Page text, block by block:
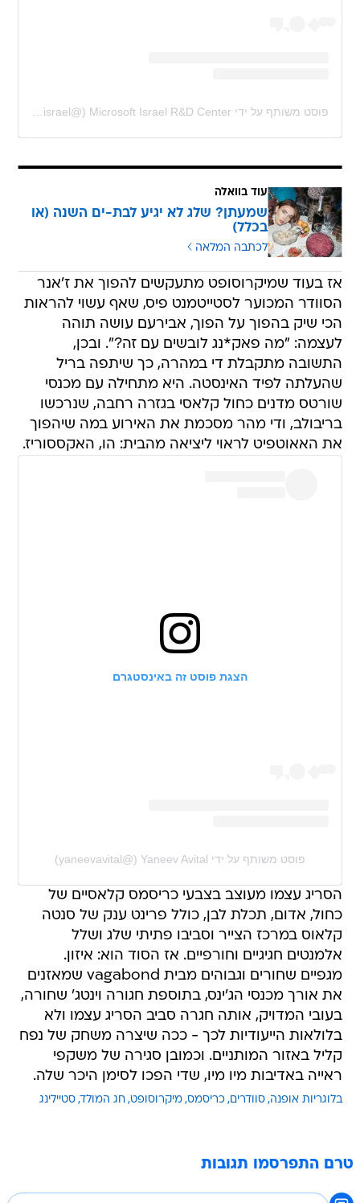
פוסט משותף על ידי ‏‎Microsoft Israel R&D Center‎‏ (@‏‎microsoft_rnd_israel‎‏)
עוד בוואלה
שמעתן? שלג לא יגיע לבת-ים השנה (או
בכלל)
לכתבה המלאה
אז בעוד שמיקרוסופט מתעקשים להפוך את ז'אנר
הסוודר המכוער לסטייטמנט פיס, שאף עשוי להראות
הכי שיק בהפוך על הפוך, אבירעם עושה תוהה
לעצמה: "מה פאק*נג לובשים עם זה?". ובכן,
התשובה מתקבלת די במהרה, כך שיתפה בריל
שהעלתה לפיד האינסטה. היא מתחילה עם מכנסי
שורטס מדנים כחול קלאסי בגזרה רחבה, שנרכשו
בריבולב, ודי מהר מסכמת את האירוע במה שיהפוך
את האאוטפיט לראוי ליציאה מהבית: הו, האקססוריז.
הצגת פוסט זה באינסטגרם
פוסט משותף על ידי ‏‎Yaneev Avital‎‏ (@‏‎yaneevavital‎‏)
הסריג עצמו מעוצב בצבעי כריסמס קלאסיים של
כחול, אדום, תכלת לבן, כולל פרינט ענק של סנטה
קלאוס במרכז הצייר וסביבו פתיתי שלג ושלל
אלמנטים חגיגיים וחורפיים. אז הסוד הוא: איזון.
מגפיים שחורים וגבוהים מבית vagabond שמאזנים
את אורך מכנסי הג'ינס, בתוספת חגורה וינטג' שחורה,
בעובי המדויק, אותה חגרה סביב הסריג עצמו ולא
בלולאות הייעודיות לכך - ככה שיצרה משחק של נפח
קליל באזור המותניים. וכמובן סגירה של משקפי
ראייה באדיבות מיו מיו, שדי הפכו לסימן היכר שלה.
בלוגריות אופנה סוודרים כריסמס מיקרוסופט חג המולד סטיילינג
טרם התפרסמו תגובות